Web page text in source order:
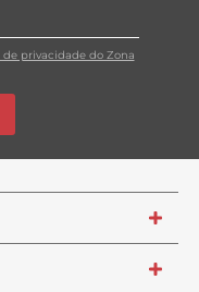
privacidade do Zona
+
+